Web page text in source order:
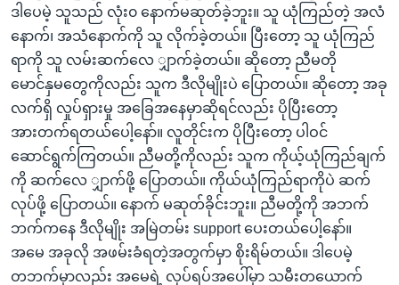
ဒါပေမဲ့ သူသည် လုံး၀ နောက်မဆုတ်ခဲ့ဘူး။ သူ ယုံကြည်တဲ့ အလံ
နောက်၊ အသံနောက်ကို သူ လိုက်ခဲ့တယ်။ ပြီးတော့ သူ ယုံကြည်
ရာကို သူ လမ်းဆက်လေ ျှာက်ခဲ့တယ်။ ဆိုတော့ ညီမတို
မောင်နှမတွေကိုလည်း သူက ဒီလိုမျိုးပဲ ပြောတယ်။ ဆိုတော့ အခု
လက်ရှိ လှုပ်ရှားမှု အခြေအနေမှာဆိုရင်လည်း ပိုပြီးတော့
အားတက်ရတယ်ပေါ့နော်။ လူတိုင်းက ပိုပြီးတော့ ပါဝင်
ဆောင်ရွက်ကြတယ်။ ညီမတို့ကိုလည်း သူက ကိုယ့်ယုံကြည်ချက်
ကို ဆက်လေ ျှာက်ဖို့ ပြောတယ်။ ကိုယ်ယုံကြည်ရာကိုပဲ ဆက်
လုပ်ဖို့ ပြောတယ်။ နောက် မဆုတ်ခိုင်းဘူး။ ညီမတို့ကို အဘက်
ဘက်ကနေ ဒီလိုမျိုး အမြဲတမ်း support ပေးတယ်ပေါ့နော်။
အမေ အခုလို အဖမ်းခံရတဲ့အတွက်မှာ စိုးရိမ်တယ်။ ဒါပေမဲ့
တဘက်မှာလည်း အမေရဲ့ လုပ်ရပ်အပေါ်မှာ သမီးတယောက်